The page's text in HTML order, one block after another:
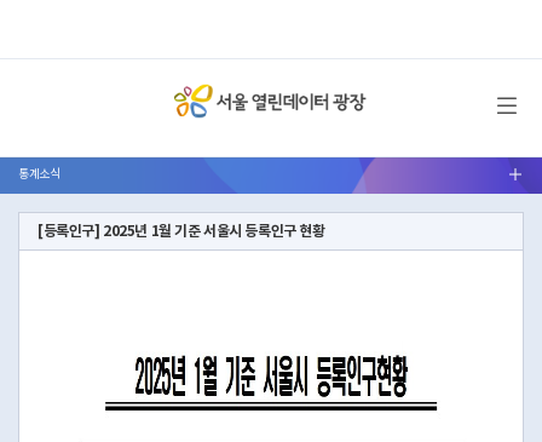
메뉴 열기
통계소식 서브메뉴 열기
[등록인구] 2025년 1월 기준 서울시 등록인구 현황